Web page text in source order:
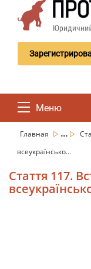
Меню
Главная ...
всеукраїнсько...
Стаття 117.